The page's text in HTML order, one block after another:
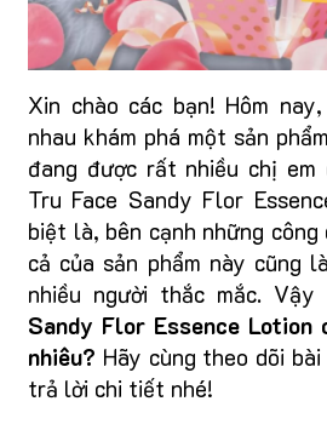
Xin chào các bạn! Hôm
nhau khám phá một sản
đang được rất nhiều chị em
Tru Face Sandy Flor
biệt là, bên cạnh những
cả của sản phẩm này cũng
nhiều người thắc mắc. Vậy
Sandy Flor Essence Lotion
nhiêu? Hãy cùng theo dõi
trả lời chi tiết nhé!